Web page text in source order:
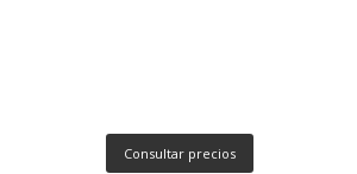
Consultar precios